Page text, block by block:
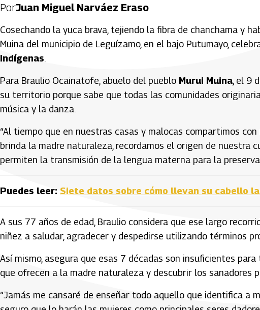
PorJuan Miguel Narváez Eraso
Cosechando la yuca brava, tejiendo la fibra de chanchama y
Muina del municipio de Leguízamo, en el bajo Putumayo,
Indígenas.
Para Braulio Ocainatofe, abuelo del pueblo Murui Muina , el 9
su territorio porque sabe que todas las comunidades
música y la danza.
“Al tiempo que en nuestras casas y malocas compartimos
brinda la madre naturaleza, recordamos el origen de nuestra
permiten la transmisión de la lengua materna para la
Puedes leer: Siete datos sobre cómo llevan su cabello
A sus 77 años de edad, Braulio considera que ese largo
niñez a saludar, agradecer y despedirse utilizando términos
Así mismo, asegura que esas 7 décadas son insuficientes
que ofrecen a la madre naturaleza y descubrir los sanadores
“Jamás me cansaré de enseñar todo aquello que identifica a